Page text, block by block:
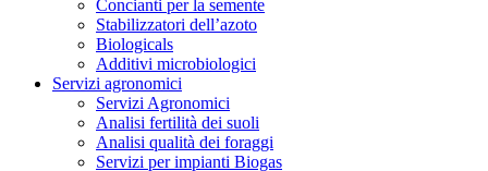
Concianti per la semente
Stabilizzatori dell’azoto
Biologicals
Additivi microbiologici
Servizi agronomici
Servizi Agronomici
Analisi fertilità dei suoli
Analisi qualità dei foraggi
Servizi per impianti Biogas